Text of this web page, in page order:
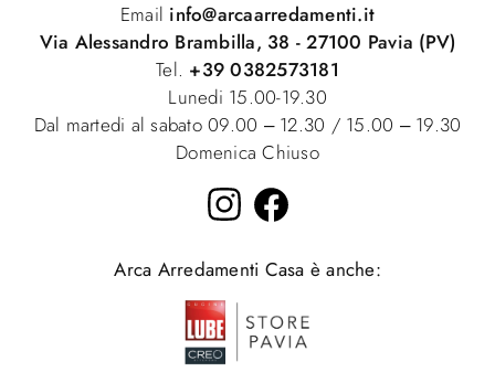
Email info@arcaarredamenti.it
Via Alessandro Brambilla, 38 - 27100 Pavia (PV)
Tel. +39 0382573181
Lunedi 15.00-19.30
Dal martedi al sabato 09.00 – 12.30 / 15.00 – 19.30
Domenica Chiuso
Arca Arredamenti Casa è anche: